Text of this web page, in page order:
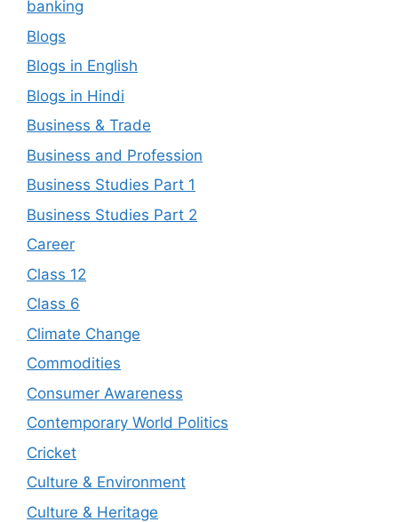
banking
Blogs
Blogs in English
Blogs in Hindi
Business & Trade
Business and Profession
Business Studies Part 1
Business Studies Part 2
Career
Class 12
Class 6
Climate Change
Commodities
Consumer Awareness
Contemporary World Politics
Cricket
Culture & Environment
Culture & Heritage